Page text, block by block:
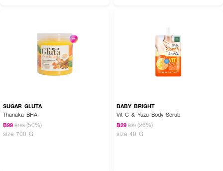
SUGAR GLUTA
Thanaka BHA
฿99 ฿198 (50%)
size 700 G
BABY BRIGHT
Vit C & Yuzu Body Scrub
฿29 ฿39 (26%)
size 40 G